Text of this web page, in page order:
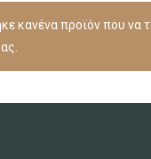
κανένα προϊόν που να